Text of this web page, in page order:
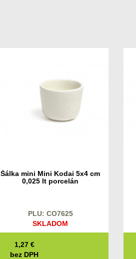
Šálka mini Mini Kodai 5x4 cm
0,025 lt porcelán
PLU: CO7625
SKLADOM
1,27 €
bez DPH